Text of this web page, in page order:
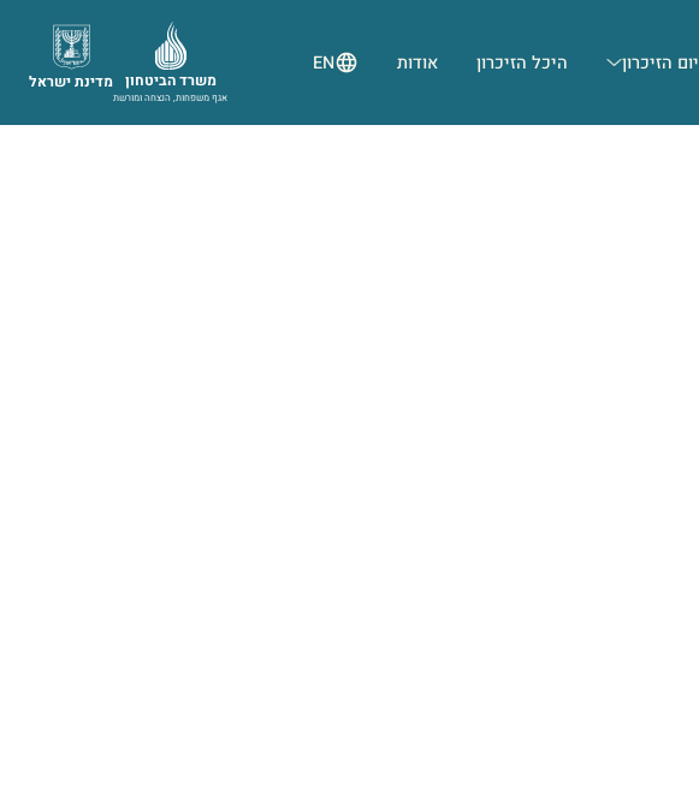
יום הזיכרון היכל הזיכרון אודות EN
מדינת ישראל משרד הביטחון
אגף משפחות, הנצחה ומורשת